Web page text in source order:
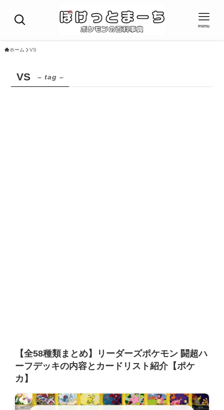
menu
ホーム VS
VS – tag –
【全58種類まとめ】リーダーズポケモン 闘超ハ
ーフデッキの内容とカードリスト紹介【ポケ
カ】